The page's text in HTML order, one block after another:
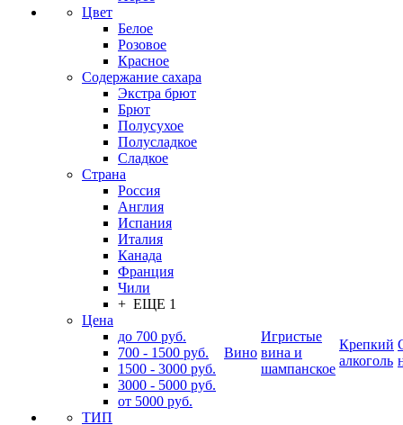
Цвет
Белое
Розовое
Красное
Содержание сахара
Экстра брют
Брют
Полусухое
Полусладкое
Сладкое
Страна
Россия
Англия
Испания
Италия
Канада
Франция
Чили
+ ЕЩЕ 1
Цена
до 700 руб.
700 - 1500 руб.
1500 - 3000 руб.
3000 - 5000 руб.
от 5000 руб.
ТИП
Вино
Игристые
вина и
шампанское
Крепкий
алкоголь